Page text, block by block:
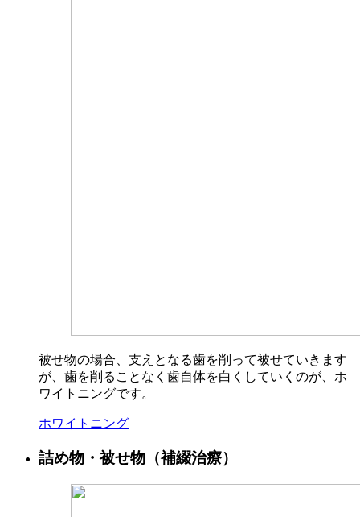
被せ物の場合、支えとなる歯を削って被せていきます
が、歯を削ることなく歯自体を白くしていくのが、ホ
ワイトニングです。
ホワイトニング
詰め物・被せ物（補綴治療）